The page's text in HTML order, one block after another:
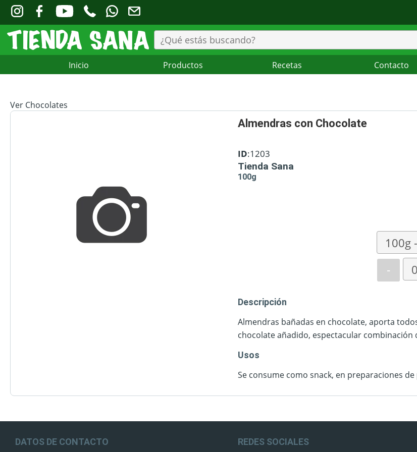
Inicio Productos Recetas Contacto
Ver Chocolates
Almendras con Chocolate
ID:1203
Tienda Sana
100g
-
Descripción
Almendras bañadas en chocolate, aporta
chocolate añadido, espectacular combinación
Usos
Se consume como snack, en preparaciones
DATOS DE CONTACTO REDES SOCIALES